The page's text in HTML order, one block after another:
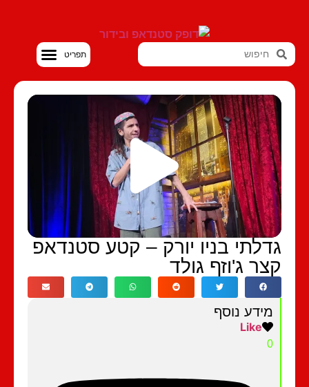
בניו יורק – קטע סטנדאפ
ג'וזף גולד
מידע נוסף